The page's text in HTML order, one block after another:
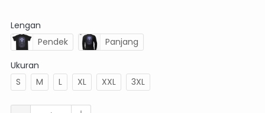
Lengan
Pendek
Panjang
Ukuran
S
M L XL XXL 3XL